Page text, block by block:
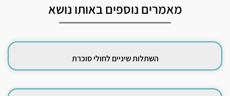
מאמרים נוספים באותו נושא
השתלות שיניים לחולי סוכרת